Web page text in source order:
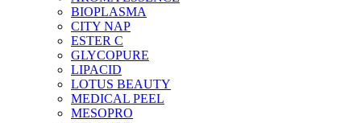
BIOPLASMA
CITY NAP
ESTER C
GLYCOPURE
LIPACID
LOTUS BEAUTY
MEDICAL PEEL
MESOPRO